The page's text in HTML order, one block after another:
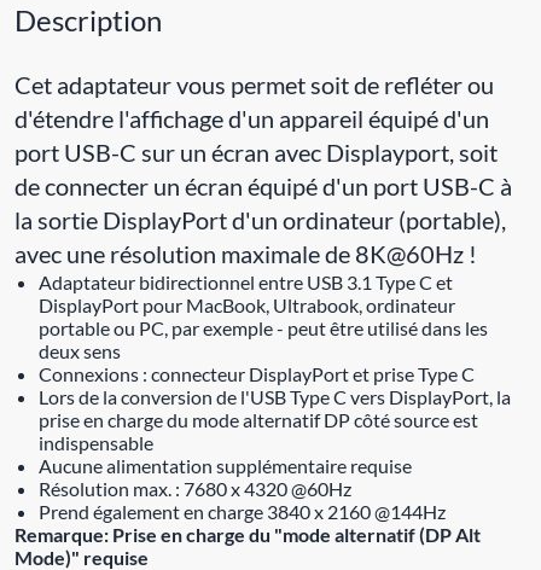
Description
Cet adaptateur vous permet soit de refléter ou
d'étendre l'affichage d'un appareil équipé d'un
port USB-C sur un écran avec Displayport, soit
de connecter un écran équipé d'un port USB-C à
la sortie DisplayPort d'un ordinateur (portable),
avec une résolution maximale de 8K@60Hz !
Adaptateur bidirectionnel entre USB 3.1 Type C et
DisplayPort pour MacBook, Ultrabook, ordinateur
portable ou PC, par exemple - peut être utilisé dans les
deux sens
Connexions : connecteur DisplayPort et prise Type C
Lors de la conversion de l'USB Type C vers DisplayPort, la
prise en charge du mode alternatif DP côté source est
indispensable
Aucune alimentation supplémentaire requise
Résolution max. : 7680 x 4320 @60Hz
Prend également en charge 3840 x 2160 @144Hz
Remarque: Prise en charge du "mode alternatif (DP Alt
Mode)" requise